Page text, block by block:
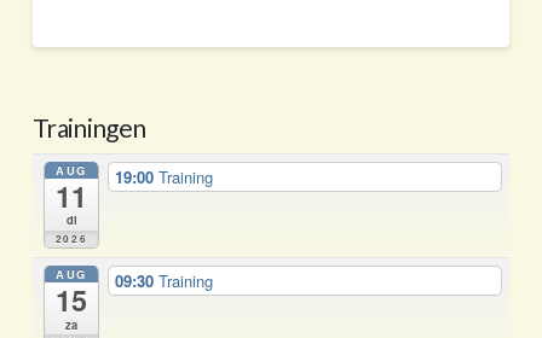
Trainingen
AUG
11
di
2026
19:00Training
AUG
15
za
09:30Training